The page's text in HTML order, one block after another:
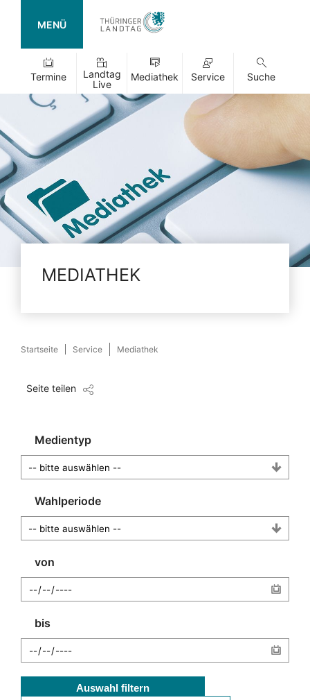
MENÜ
Termine
Landtag
Live
Mediathek Service Suche
MEDIATHEK
Startseite Service Mediathek
Seite teilen
Medientyp
Wahlperiode
von
bis
Auswahl filtern